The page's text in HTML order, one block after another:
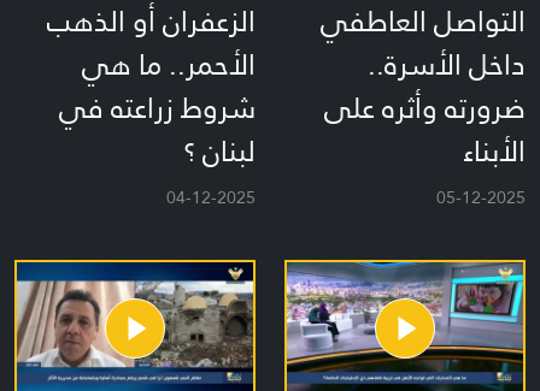
التواصل العاطفي
داخل الأسرة..
ضرورته وأثره على
الأبناء
05-12-2025
الزعفران أو الذهب
الأحمر.. ما هي
شروط زراعته في
لبنان ؟
04-12-2025